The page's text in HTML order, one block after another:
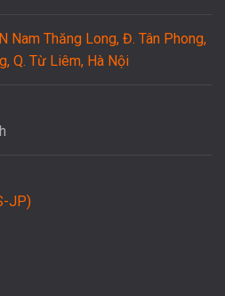
Nam Thăng Long, Đ. Tân Phong,
Q. Từ Liêm, Hà Nội
JP)